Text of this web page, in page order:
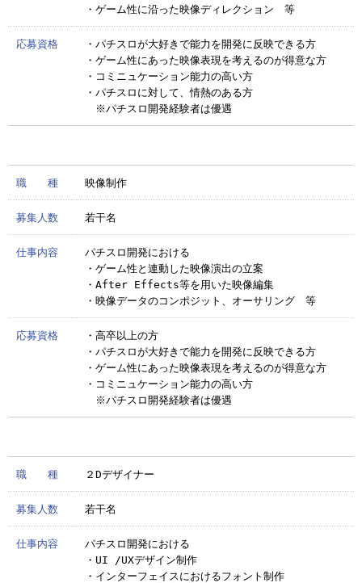
・ゲーム性に沿った映像ディレクション 等
応募資格
・パチスロが大好きで能力を開発に反映できる方
・ゲーム性にあった映像表現を考えるのが得意な方
・コミニュケーション能力の高い方
・パチスロに対して、情熱のある方
※パチスロ開発経験者は優遇
職 種 映像制作
募集人数 若干名
仕事内容
パチスロ開発における
・ゲーム性と連動した映像演出の立案
・After Effects等を用いた映像編集
・映像データのコンポジット、オーサリング 等
応募資格
・高卒以上の方
・パチスロが大好きで能力を開発に反映できる方
・ゲーム性にあった映像表現を考えるのが得意な方
・コミニュケーション能力の高い方
※パチスロ開発経験者は優遇
職 種 ２Dデザイナー
募集人数 若干名
仕事内容
パチスロ開発における
・UI /UXデザイン制作
・インターフェイスにおけるフォント制作